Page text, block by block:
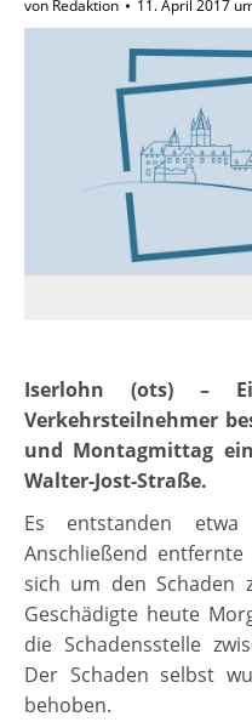
von Redaktion 11. April 2017
Iserlohn (ots) –
Verkehrsteilnehmer
und Montagmittag
Walter-Jost-Straße.
Es entstanden etwa
Anschließend
sich um den Schaden
Geschädigte heute
die Schadensstelle
Der Schaden selbst
behoben.